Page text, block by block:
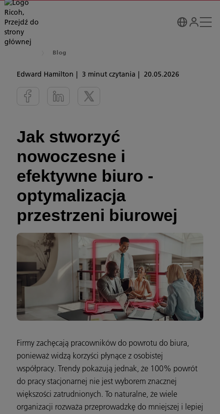
Blog
Edward Hamilton 3 minut czytania 20.05.2026
Jak stworzyć
nowoczesne i
efektywne biuro -
optymalizacja
przestrzeni biurowej
Firmy zachęcają pracowników do powrotu do biura,
ponieważ widzą korzyści płynące z osobistej
współpracy. Trendy pokazują jednak, że 100% powrót
do pracy stacjonarnej nie jest wyborem znacznej
większości zatrudnionych. To naturalne, że wiele
organizacji rozważa przeprowadzkę do mniejszej i lepiej